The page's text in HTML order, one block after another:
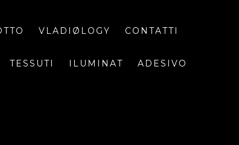
VLADIØLOGY CONTATTI
TESSUTI ILUMINAT ADESIVO